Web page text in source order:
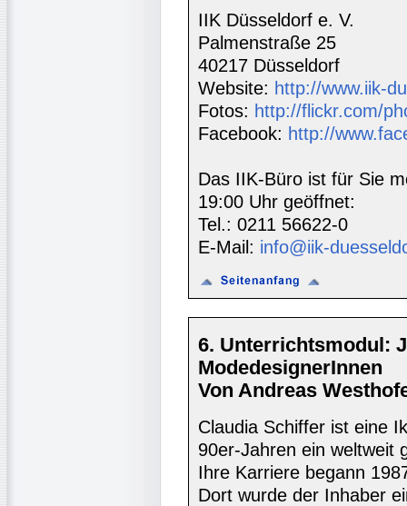
IIK Düsseldorf e. V.
Palmenstraße 25
40217 Düsseldorf
Website: http://www.iik-
Fotos: http://flickr.com/
Facebook: http://
Das IIK-Büro ist für Sie
19:00 Uhr geöffnet:
Tel.: 0211 56622-0
E-Mail: info@iik-
6. Unterrichtsmodul:
ModedesignerInnen
Von Andreas
Claudia Schiffer ist eine
90er-Jahren ein weltweit
Ihre Karriere begann
Dort wurde der Inhaber